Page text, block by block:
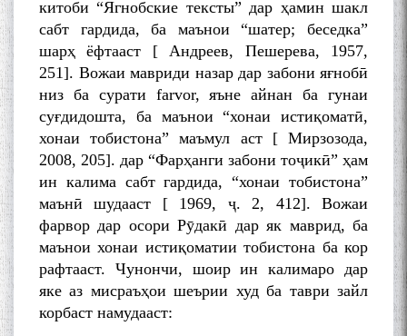
китоби “Ягнобские тексты” дар ҳамин шакл
сабт гардида, ба маънои “шатер; беседка”
шарҳ ёфтааст [ Андреев, Пешерева, 1957,
251]. Вожаи мавриди назар дар забони яғнобӣ
низ ба сурати farvor, яъне айнан ба гунаи
суғдидошта, ба маънои “хонаи истиқоматӣ,
хонаи тобистона” маъмул аст [ Мирзозода,
2008, 205]. дар “Фарҳанги забони тоҷикӣ” ҳам
ин калима сабт гардида, “хонаи тобистона”
маънӣ шудааст [ 1969, ҷ. 2, 412]. Вожаи
фарвор дар осори Рӯдакӣ дар як маврид, ба
маънои хонаи истиқоматии тобистона ба кор
рафтааст. Чунончи, шоир ин калимаро дар
яке аз мисраъҳои шеърии худ ба таври зайл
корбаст намудааст: